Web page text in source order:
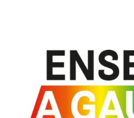
e
b
o
o
er